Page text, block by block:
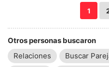
1
Otros personas buscaron
Relaciones
Buscar